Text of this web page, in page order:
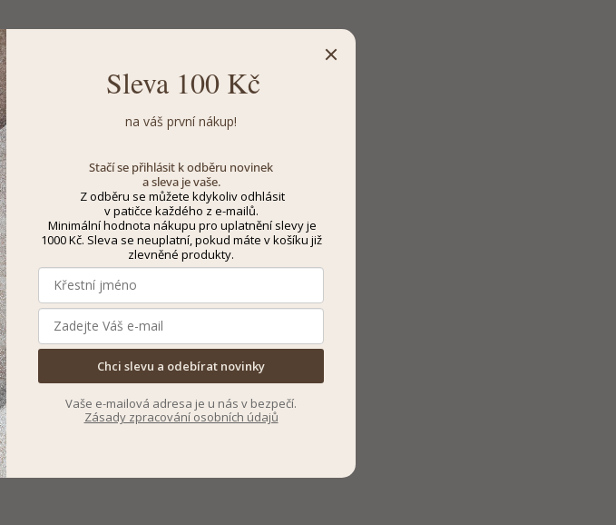
Sleva 100 Kč
na váš první nákup!
Stačí se přihlásit k odběru novinek
a sleva je vaše.
Z odběru se můžete kdykoliv odhlásit
v patičce každého z e-mailů.
Minimální hodnota nákupu pro uplatnění slevy je
1000 Kč. Sleva se neuplatní, pokud máte v košíku již
zlevněné produkty.
Chci slevu a odebírat novinky
Vaše e-mailová adresa je u nás v bezpečí.
Zásady zpracování osobních údajů